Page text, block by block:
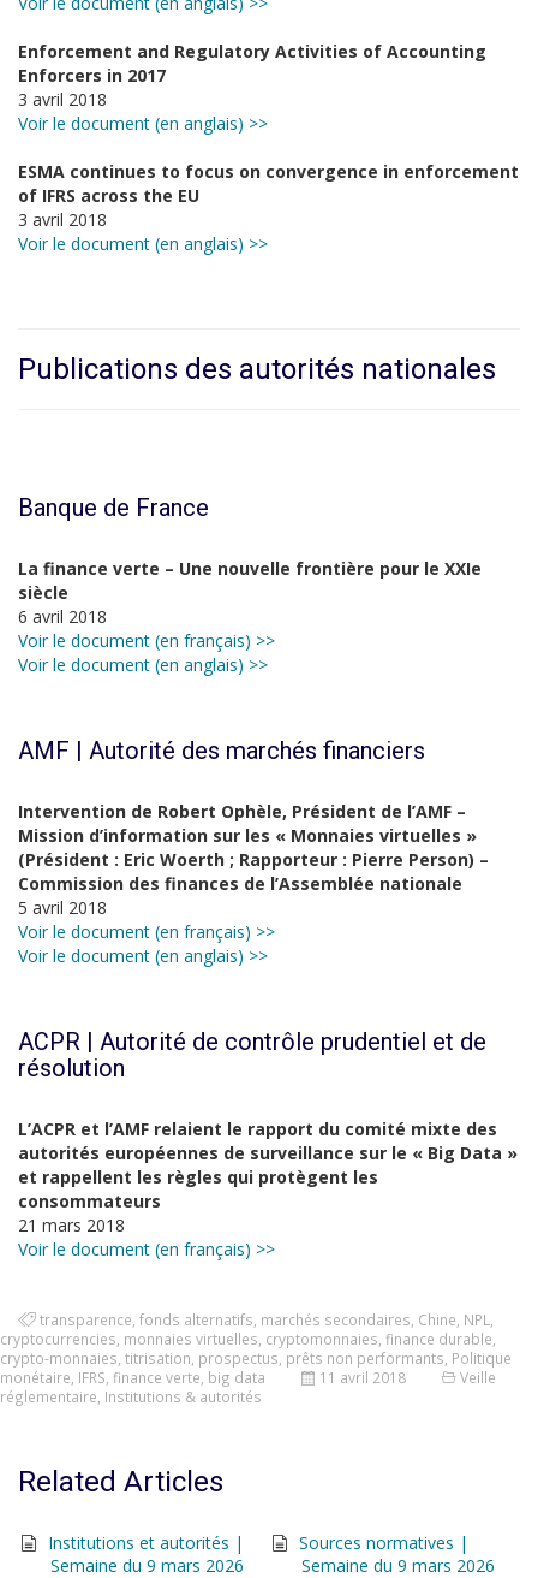
Enforcement and Regulatory Activities of Accounting
Enforcers in 2017
3 avril 2018
Voir le document (en anglais) >>
ESMA continues to focus on convergence in enforcement
of IFRS across the EU
3 avril 2018
Voir le document (en anglais) >>
Publications des autorités nationales
Banque de France
La finance verte – Une nouvelle frontière pour le XXIe
siècle
6 avril 2018
Voir le document (en français) >>
Voir le document (en anglais) >>
AMF | Autorité des marchés financiers
Intervention de Robert Ophèle, Président de l’AMF –
Mission d’information sur les « Monnaies virtuelles »
(Président : Eric Woerth ; Rapporteur : Pierre Person) –
Commission des finances de l’Assemblée nationale
5 avril 2018
Voir le document (en français) >>
Voir le document (en anglais) >>
ACPR | Autorité de contrôle prudentiel et de
résolution
L’ACPR et l’AMF relaient le rapport du comité mixte des
autorités européennes de surveillance sur le « Big Data »
et rappellent les règles qui protègent les
consommateurs
21 mars 2018
Voir le document (en français) >>
transparence fonds alternatifs marchés secondaires Chine NPL
cryptocurrencies monnaies virtuelles cryptomonnaies finance durable
crypto-monnaies titrisation prospectus prêts non performants Politique
monétaire IFRS finance verte big data 11 avril 2018
Veille
réglementaire Institutions & autorités
Related Articles
Institutions et autorités |
Semaine du 9 mars 2026
Sources normatives |
Semaine du 9 mars 2026